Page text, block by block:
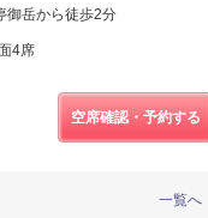
御岳から徒歩2分
4席
空席確認・予約する
一覧へ